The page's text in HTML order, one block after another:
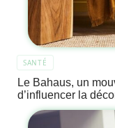
SANTÉ
Le Bahaus, un
d’influencer la